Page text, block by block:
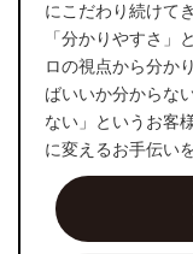
にこだわり続けて
「分かりやすさ」
ロの視点から分か
ばいいか分からな
ない」というお客
に変えるお手伝い